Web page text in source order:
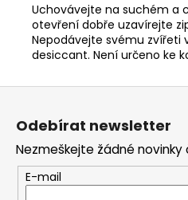
Uchovávejte na suchém a
otevření dobře uzavírejte
Nepodávejte svému zvířeti
desiccant. Není určeno ke
Z
Odebírat newsletter
Nezmeškejte žádné novinky
E-mail